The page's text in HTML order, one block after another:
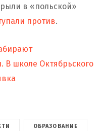
в «польской»
против.
В школе Октябрьского
ОБРАЗОВАНИЕ